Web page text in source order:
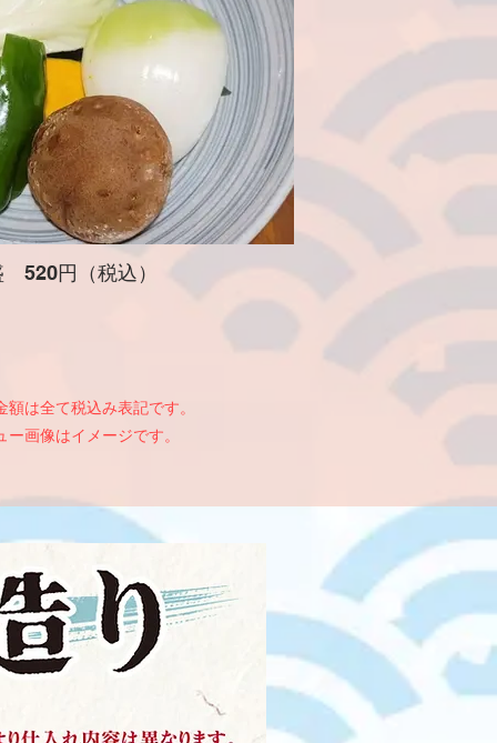
520円（税込）
は全て税込み表記です。
画像はイメージです。